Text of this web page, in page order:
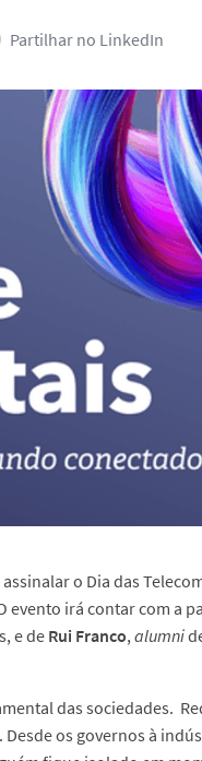
Partilhar no LinkedIn
o Dia das
evento irá contar com a
e de Rui Franco, alumni
das sociedades.
os governos à